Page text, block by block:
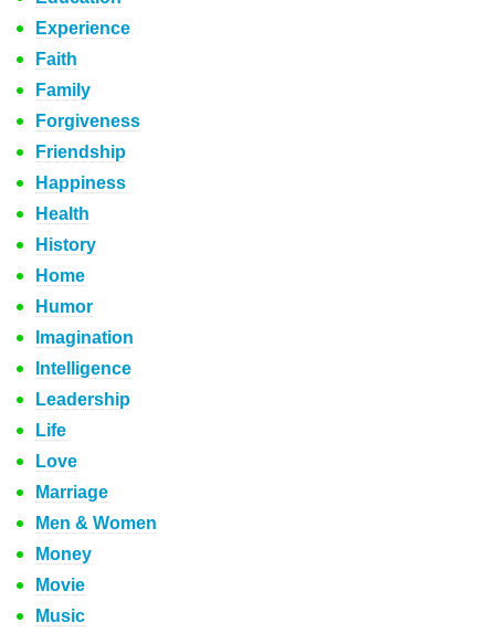
Experience
Faith
Family
Forgiveness
Friendship
Happiness
Health
History
Home
Humor
Imagination
Intelligence
Leadership
Life
Love
Marriage
Men & Women
Money
Movie
Music